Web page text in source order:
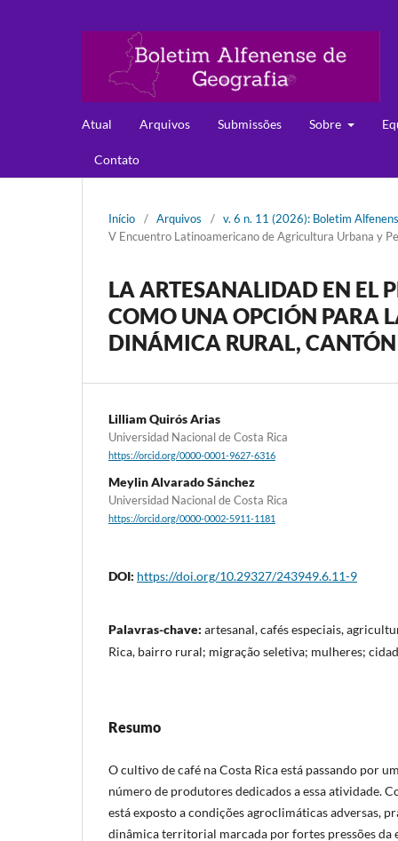
Atual Arquivos Submissões Sobre
Contato
Início / Arquivos / v. 6 n. 11 (2026): Boletim
V Encuentro Latinoamericano de Agricultura Urbana y
LA ARTESANALIDAD EN EL
COMO UNA OPCIÓN PARA
DINÁMICA RURAL, CANTÓN
Lilliam Quirós Arias
Universidad Nacional de Costa Rica
https://orcid.org/0000-0001-9627-6316
Meylin Alvarado Sánchez
Universidad Nacional de Costa Rica
https://orcid.org/0000-0002-5911-1181
DOI: https://doi.org/10.29327/243949.6.11-9
Palavras-chave: artesanal, cafés especiais,
Rica, bairro rural; migração seletiva; mulheres;
Resumo
O cultivo de café na Costa Rica está passando por
número de produtores dedicados a essa atividade.
está exposto a condições agroclimáticas adversas,
dinâmica territorial marcada por fortes pressões da